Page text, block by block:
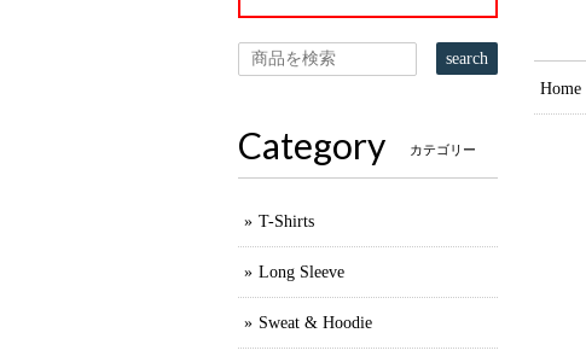
Home
search
Category カテゴリー
T-Shirts
Long Sleeve
Sweat & Hoodie